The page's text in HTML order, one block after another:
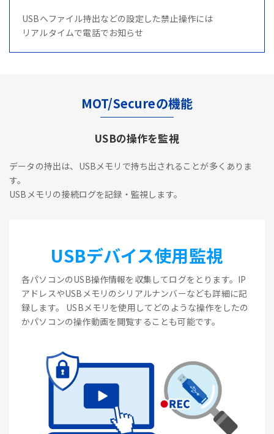
USBへファイル持出などの設定した禁止操作には
リアルタイムで電話でお知らせ
MOT/Secureの機能
USBの操作を監視
データの持出は、USBメモリで持ち出されることが多くありま
す。
USBメモリの接続ログを記録・監視します。
USBデバイス使用監視
各パソコンのUSB操作情報を収集してログをとります。IP
アドレスやUSBメモリのシリアルナンバーなども詳細に記
録します。 USBメモリを使用してどのような操作をしたの
かパソコンの操作動画を閲覧することも可能です。